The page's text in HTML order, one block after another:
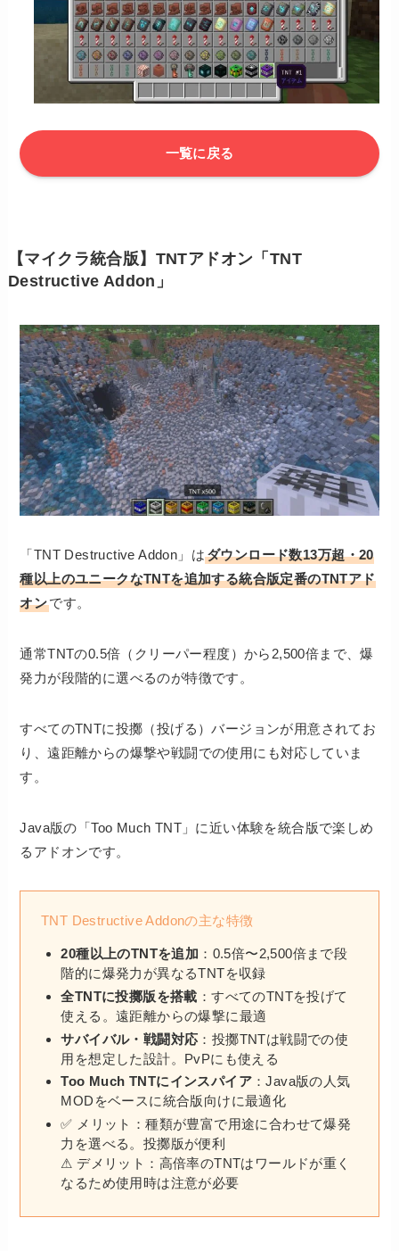
一覧に戻る
【マイクラ統合版】TNTアドオン「TNT
Destructive Addon」
「TNT Destructive Addon」はダウンロード数13万超・20
種以上のユニークなTNTを追加する統合版定番のTNTアド
オンです。
通常TNTの0.5倍（クリーパー程度）から2,500倍まで、爆
発力が段階的に選べるのが特徴です。
すべてのTNTに投擲（投げる）バージョンが用意されてお
り、遠距離からの爆撃や戦闘での使用にも対応していま
す。
Java版の「Too Much TNT」に近い体験を統合版で楽しめ
るアドオンです。
TNT Destructive Addonの主な特徴
20種以上のTNTを追加 ：0.5倍〜2,500倍まで段
階的に爆発力が異なるTNTを収録
全TNTに投擲版を搭載 ：すべてのTNTを投げて
使える。遠距離からの爆撃に最適
サバイバル・戦闘対応 ：投擲TNTは戦闘での使
用を想定した設計。PvPにも使える
Too Much TNTにインスパイア ：Java版の人気
MODをベースに統合版向けに最適化
✅ メリット：種類が豊富で用途に合わせて爆発
力を選べる。投擲版が便利
⚠ デメリット：高倍率のTNTはワールドが重く
なるため使用時は注意が必要